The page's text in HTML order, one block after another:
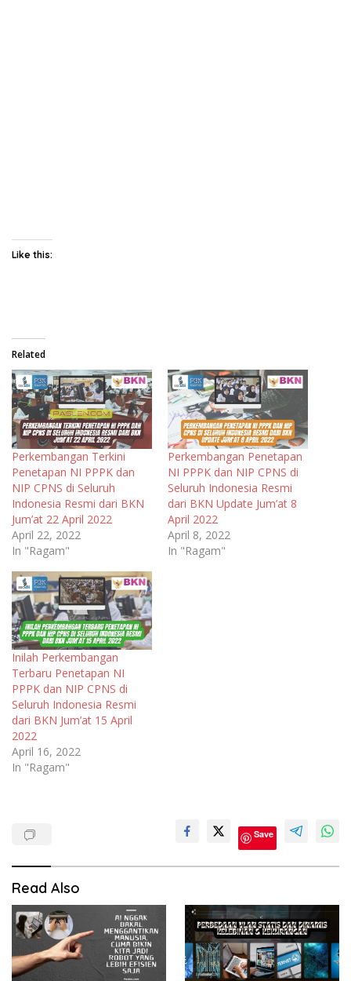
Like this:
Related
Perkembangan Terkini
Penetapan NI PPPK dan
NIP CPNS di Seluruh
Indonesia Resmi dari BKN
Jum’at 22 April 2022
April 22, 2022
In "Ragam"
Perkembangan Penetapan
NI PPPK dan NIP CPNS di
Seluruh Indonesia Resmi
dari BKN Update Jum’at 8
April 2022
April 8, 2022
In "Ragam"
Inilah Perkembangan
Terbaru Penetapan NI
PPPK dan NIP CPNS di
Seluruh Indonesia Resmi
dari BKN Jum’at 15 April
2022
April 16, 2022
In "Ragam"
P3k
Penetapan
NI PPPK
Penetapan
NIP CPNS
PPPK
Save
Read Also